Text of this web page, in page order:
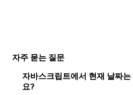
자주 묻는 질문
자바스크립트에서 현재 날짜
요?